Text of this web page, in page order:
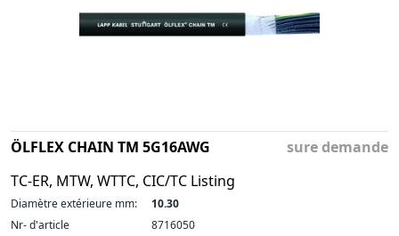
ÖLFLEX CHAIN TM 5G16AWG
TC-ER, MTW, WTTC, CIC/TC Listing
sure demande
Diamètre extérieure mm:
10.30
Nr- d'article
8716050